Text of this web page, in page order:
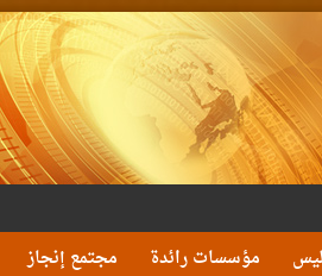
مؤسسات رائدة مجتمع إنجاز